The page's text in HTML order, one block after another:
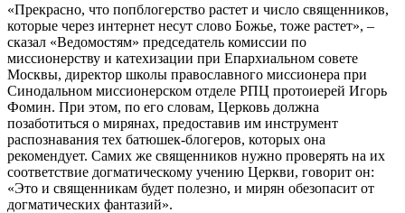
«Прекрасно, что попблогерство растет и число священников,
которые через интернет несут слово Божье, тоже растет», –
сказал «Ведомостям» председатель комиссии по
миссионерству и катехизации при Епархиальном совете
Москвы, директор школы православного миссионера при
Синодальном миссионерском отделе РПЦ протоиерей Игорь
Фомин. При этом, по его словам, Церковь должна
позаботиться о мирянах, предоставив им инструмент
распознавания тех батюшек-блогеров, которых она
рекомендует. Самих же священников нужно проверять на их
соответствие догматическому учению Церкви, говорит он:
«Это и священникам будет полезно, и мирян обезопасит от
догматических фантазий».